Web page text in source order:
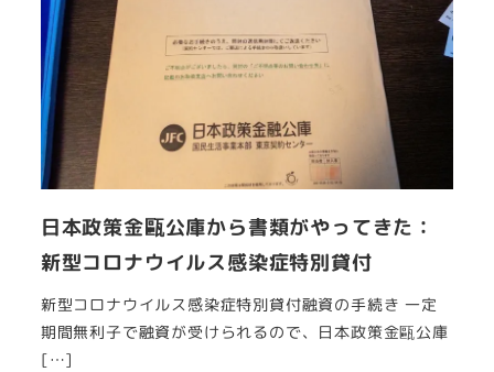
日本政策金甌公庫から書類がやってきた：
新型コロナウイルス感染症特別貸付
新型コロナウイルス感染症特別貸付融資の手続き 一定
期間無利子で融資が受けられるので、日本政策金甌公庫
[…]